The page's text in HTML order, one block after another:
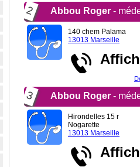
2 Abbou Roger -
140 chem Palama
13013 Marseille
3 Abbou Roger -
Hirondelles 15 r
Nogarette
13013 Marseille